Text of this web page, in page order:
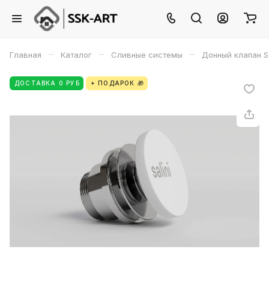
Главная – Каталог – Сливные системы – Донный клапан
ДОСТАВКА 0 РУБ + ПОДАРОК 🎁